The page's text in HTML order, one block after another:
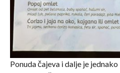
Ponuda čajeva i dalje je